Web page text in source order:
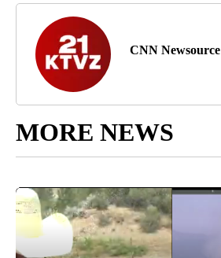
CNN Newsource
MORE NEWS